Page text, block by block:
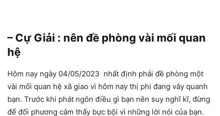
– Cự Giải : nên đề phòng vài mối quan
hệ
Hôm nay ngày 04/05/2023 nhất định phải đề phòng một
vài mối quan hệ xã giao vì hôm nay thị phi đang vây quanh
bạn. Trước khi phát ngôn điều gì bạn nên suy nghĩ kĩ, đừng
để đối phương cảm thấy bực bội vì những lời nói của bạn.